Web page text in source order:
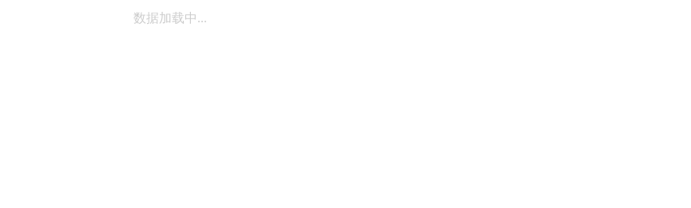
数据加载中...